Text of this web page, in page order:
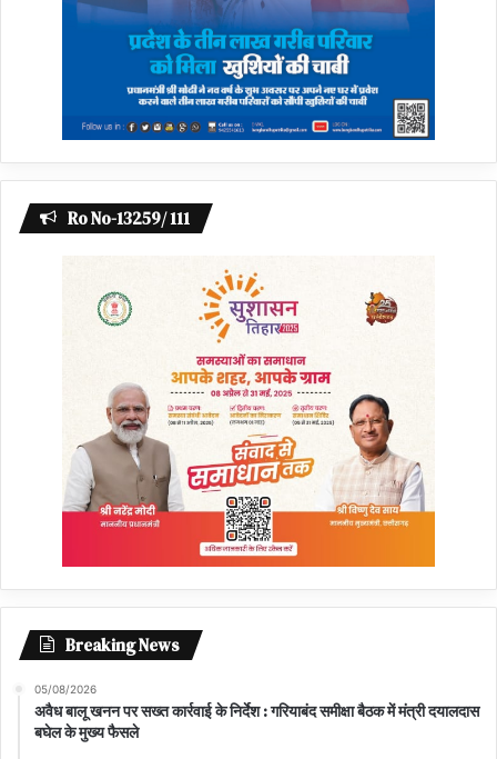
Ro No-13259/ 111
Breaking News
05/08/2026
अवैध बालू खनन पर सख्त कार्रवाई के निर्देश : गरियाबंद समीक्षा बैठक में मंत्री दयालदास
बघेल के मुख्य फैसले